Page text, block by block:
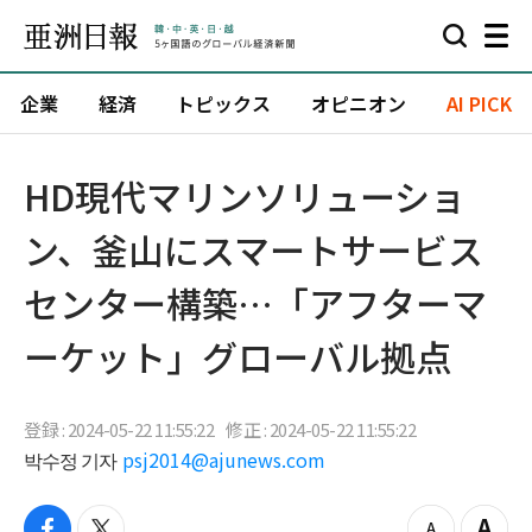
企業 経済 トピックス オピニオン AI PICK
HD現代マリンソリューショ
ン、釜山にスマートサービス
センター構築…「アフターマ
ーケット」グローバル拠点
登録 : 2024-05-22 11:55:22 修正 : 2024-05-22 11:55:22
박수정 기자 psj2014@ajunews.com